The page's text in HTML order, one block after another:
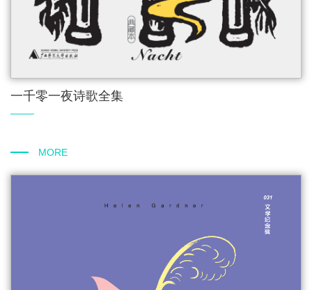
一千零一夜诗歌全集
MORE